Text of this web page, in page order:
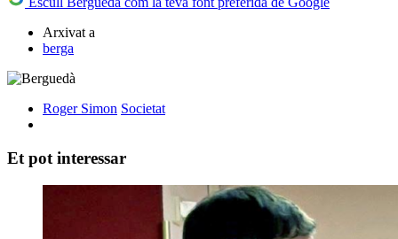
Arxivat a
berga
Roger Simon Societat
Et pot interessar